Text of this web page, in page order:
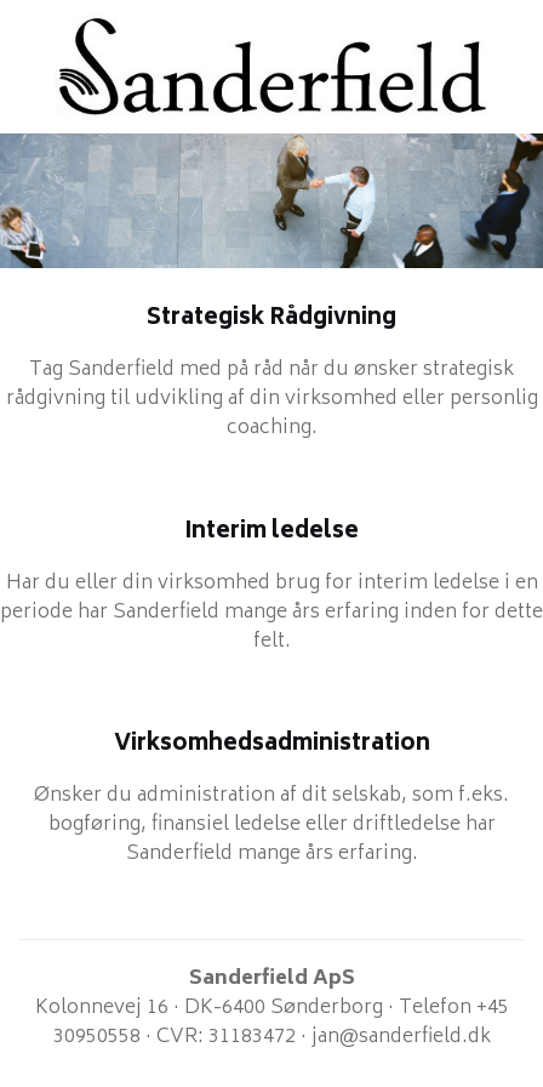
Strategisk Rådgivning
Tag Sanderfield med på råd når du ønsker strategisk
rådgivning til udvikling af din virksomhed eller personlig
coaching.
Interim ledelse
Har du eller din virksomhed brug for interim ledelse i en
periode har Sanderfield mange års erfaring inden for dette
felt.
Virksomhedsadministration
Ønsker du administration af dit selskab, som f.eks.
bogføring, finansiel ledelse eller driftledelse har
Sanderfield mange års erfaring.
Sanderfield ApS
Kolonnevej 16 · DK-6400 Sønderborg · Telefon +45
30950558 · CVR: 31183472 · jan@sanderfield.dk